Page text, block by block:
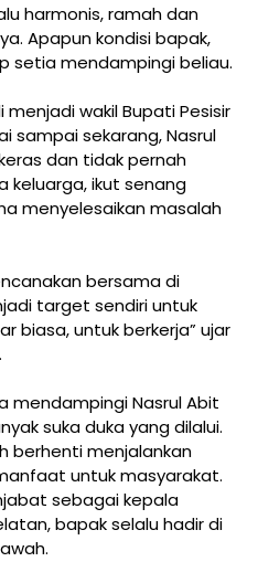
harmonis, ramah dan
Apapun kondisi bapak,
setia mendampingi beliau.
wakil Bupati Pesisir
sampai sekarang, Nasrul
dan tidak pernah
keluarga, ikut senang
menyelesaikan masalah
bersama di
target sendiri untuk
biasa, untuk berkerja” ujar
mendampingi Nasrul Abit
suka duka yang dilalui.
berhenti menjalankan
untuk masyarakat.
sebagai kepala
bapak selalu hadir di